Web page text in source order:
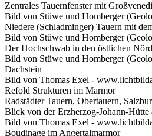
Zentrales Tauernfenster mit
Bild von Stüwe und Homberger
Niedere (Schladminger) Tauern mit
Bild von Stüwe und Homberger
Der Hochschwab in den östlichen
Bild von Stüwe und Homberger
Dachstein
Bild von Thomas Exel -
Refold Strukturen im Marmor
Radstädter Tauern, Obertauern,
Blick von der Erzherzog-Johann-
Bild von Thomas Exel -
Boudinage im Angertalmarmor